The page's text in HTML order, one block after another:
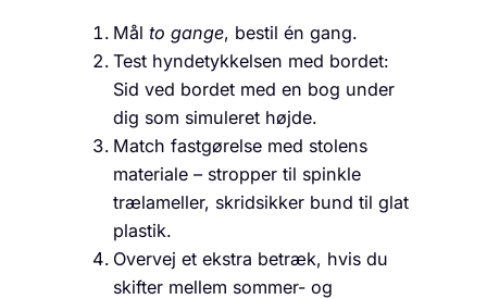
Mål to gange, bestil én gang.
Test hyndetykkelsen med bordet:
Sid ved bordet med en bog under
dig som simuleret højde.
Match fastgørelse med stolens
materiale – stropper til spinkle
trælameller, skridsikker bund til glat
plastik.
Overvej et ekstra betræk, hvis du
skifter mellem sommer- og